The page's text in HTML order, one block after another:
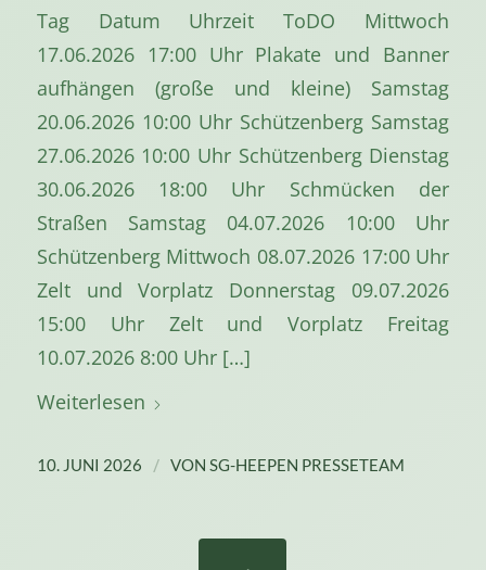
Tag Datum Uhrzeit ToDO Mittwoch
17.06.2026 17:00 Uhr Plakate und Banner
aufhängen (große und kleine) Samstag
20.06.2026 10:00 Uhr Schützenberg Samstag
27.06.2026 10:00 Uhr Schützenberg Dienstag
30.06.2026 18:00 Uhr Schmücken der
Straßen Samstag 04.07.2026 10:00 Uhr
Schützenberg Mittwoch 08.07.2026 17:00 Uhr
Zelt und Vorplatz Donnerstag 09.07.2026
15:00 Uhr Zelt und Vorplatz Freitag
10.07.2026 8:00 Uhr […]
Weiterlesen
10. JUNI 2026 / VON SG-HEEPEN PRESSETEAM